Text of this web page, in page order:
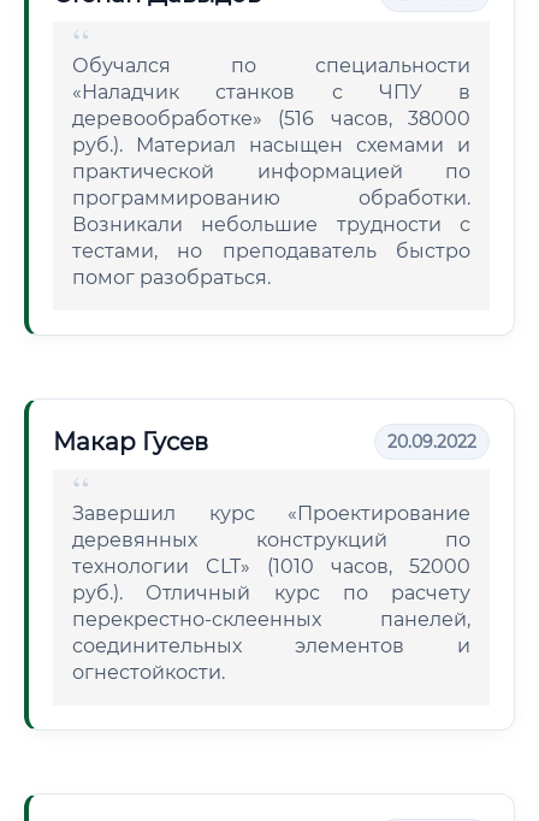
Обучался по специальности
«Наладчик станков с ЧПУ в
деревообработке» (516 часов, 38000
руб.). Материал насыщен схемами и
практической информацией по
программированию обработки.
Возникали небольшие трудности с
тестами, но преподаватель быстро
помог разобраться.
Макар Гусев 20.09.2022
Завершил курс «Проектирование
деревянных конструкций по
технологии CLT» (1010 часов, 52000
руб.). Отличный курс по расчету
перекрестно-склеенных панелей,
соединительных элементов и
огнестойкости.